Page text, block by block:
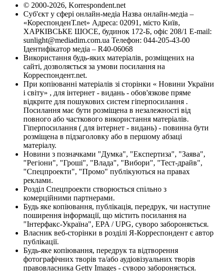
© 2000-2026, Korrespondent.net
Суб'єкт у сфері онлайн-медіа Назва онлайн-медіа –
«КореспонденТ.net» Адреса: 02091, місто Київ,
ХАРКІВСЬКЕ ШОСЕ, будинок 172-Б, офіс 208/1 E-mail:
sunlight@mediadim.com.ua Телефон: 044-205-43-00
Ідентифікатор медіа – R40-06068
Використання будь-яких матеріалів, розміщених на
сайті, дозволяється за умови посилання на
Корреспондент.net.
При копіюванні матеріалів зі сторінки « Новини України
і світу» , для інтернет - видань - обов'язкове пряме
відкрите для пошукових систем гіперпосилання .
Посилання має бути розміщена в незалежності від
повного або часткового використання матеріалів.
Гіперпосилання ( для інтернет - видань) - повинна бути
розміщена в підзаголовку або в першому абзаці
матеріалу.
Новини з позначками "Думка", "Експертиза", "Заява",
"Регіони", "Гроші", "Влада", "Вибори", "Тест-драйв",
"Спецпроекти", "Промо" публікуються на правах
реклами.
Розділ Спецпроекти створюється спільно з
комерційними партнерами.
Будь яке копіювання, публікація, передрук, чи наступне
поширення інформації, що містить посилання на
"Інтерфакс-Україна", EPA / UPG, суворо забороняється.
Власник веб-сторінки в розділі Я-Корреспондент є автор
публікації.
Будь-яке копіювання, передрук та відтворення
фотографічних творів та/або аудіовізуальних творів
правовласника Getty Images - суворо забороняється.